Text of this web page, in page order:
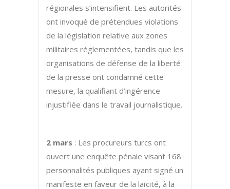
régionales s’intensifient. Les autorités
ont invoqué de prétendues violations
de la législation relative aux zones
militaires réglementées, tandis que les
organisations de défense de la liberté
de la presse ont condamné cette
mesure, la qualifiant d’ingérence
injustifiée dans le travail journalistique.
2 mars : Les procureurs turcs ont
ouvert une enquête pénale visant 168
personnalités publiques ayant signé un
manifeste en faveur de la laïcité, à la